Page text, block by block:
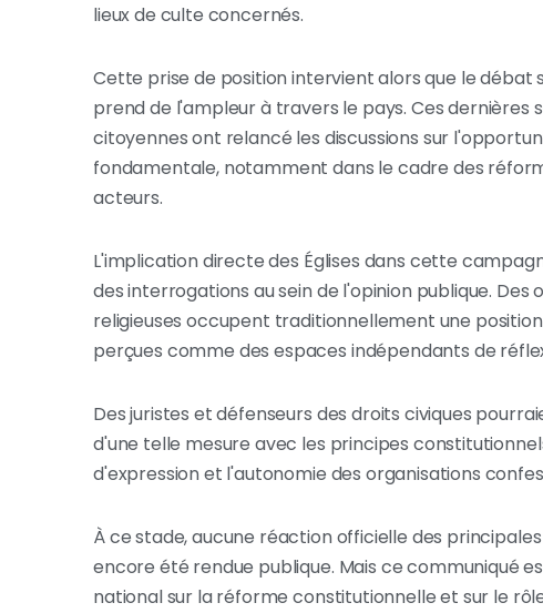
lieux de culte concernés.
Cette prise de position intervient alors que le débat
prend de l'ampleur à travers le pays. Ces dernières
citoyennes ont relancé les discussions sur
fondamentale, notamment dans le cadre des
acteurs.
L'implication directe des Églises dans cette
des interrogations au sein de l'opinion publique.
religieuses occupent traditionnellement une
perçues comme des espaces indépendants de
Des juristes et défenseurs des droits civiques
d'une telle mesure avec les principes
d'expression et l'autonomie des organisations
À ce stade, aucune réaction officielle des
encore été rendue publique. Mais ce communiqué
national sur la réforme constitutionnelle et sur le